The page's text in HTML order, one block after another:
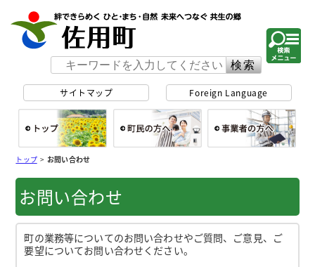
サイトマップ Foreign Language
トップ>お問い合わせ
お問い合わせ
町の業務等についてのお問い合わせやご質問、ご意見、ご
要望についてお問い合わせください。